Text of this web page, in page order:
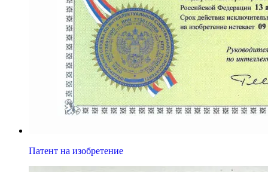
Патент на изобретение